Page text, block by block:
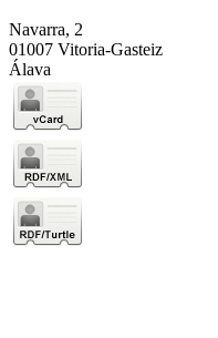
Navarra, 2
01007 Vitoria-Gasteiz
Álava